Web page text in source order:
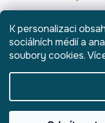
K personalizaci
sociálních médií a
soubory cookies.